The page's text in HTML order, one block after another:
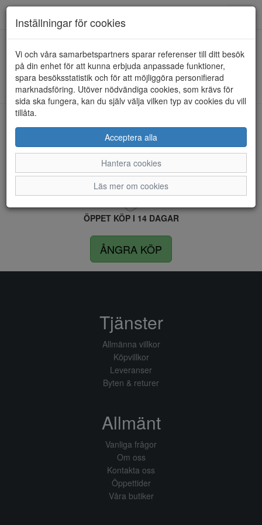
HEM GREEN COMFORT
Kunde inte hitta några artiklar...
LEVERANS INOM 4 DAGAR INOM SVERIGE
FRI FRAKT VID KÖP ÖVER 1.500 KR
ÖPPET KÖP I 14 DAGAR
ÅNGRA KÖP
Inställningar för cookies
Vi och våra samarbetspartners sparar referenser till ditt besök
på din enhet för att kunna erbjuda anpassade funktioner,
spara besöksstatistik och för att möjliggöra personifierad
marknadsföring. Utöver nödvändiga cookies, som krävs för
sida ska fungera, kan du själv välja vilken typ av cookies du vill
tillåta.
Acceptera alla
Hantera cookies
Läs mer om cookies
Tjänster
Allmänna villkor
Köpvillkor
Leveranser
Byten & returer
Allmänt
Vanliga frågor
Om oss
Kontakta oss
Öppettider
Våra butiker